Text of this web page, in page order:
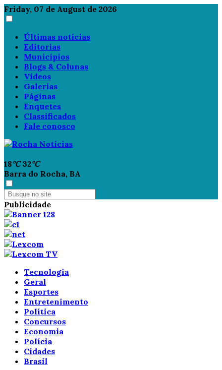
Friday, 07 de August de 2026
Últimas notícias
Editorias
Municípios
Blogs & Colunas
Vídeos
Galerias
Páginas
Enquetes
Classificados
Fale conosco
18°C 32°C
Barra do Rocha, BA
Publicidade
Tecnologia
Geral
Esportes
Entretenimento
Política
Concursos
Economia
Polícia
Cidades
Brasil